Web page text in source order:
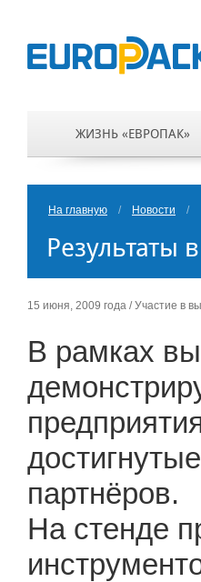
ЖИЗНЬ «ЕВРОПАК»
На главную / Новости /
Результаты
15 июня, 2009 года / Участие в
В рамках
партнёров.
На стенде